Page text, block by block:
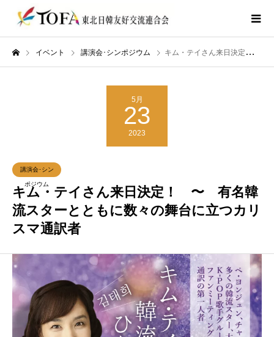
イベント 講演会･シンポジウム キム・テイさん来日決定！ 〜 有名韓流スターとともに数々の舞台に立つカリスマ通訳者
5月
23
2023
講演会･シン
ポジウム
キム・テイさん来日決定！ 〜 有名韓
流スターとともに数々の舞台に立つカリ
スマ通訳者